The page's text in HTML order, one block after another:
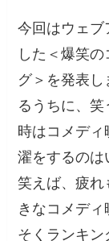
今回はウェ
した＜爆笑
グ＞を発表
るうちに、
時はコメデ
濯をするの
笑えば、疲
きなコメデ
そくランキン